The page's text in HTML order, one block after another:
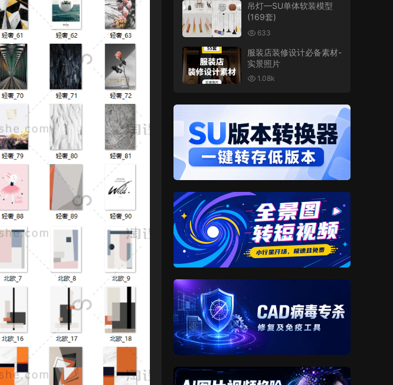
吊灯—SU单体软装模型
(169套)
633
服装店装修设计必备素材-
实景照片
1.08k